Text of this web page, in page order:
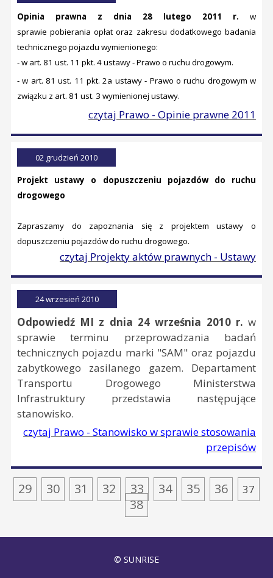
Opinia prawna z dnia 28 lutego 2011 r. w
sprawie pobierania opłat oraz zakresu dodatkowego badania
technicznego pojazdu wymienionego:
- w art. 81 ust. 11 pkt. 4 ustawy - Prawo o ruchu drogowym.
- w art. 81 ust. 11 pkt. 2a ustawy - Prawo o ruchu drogowym w
związku z art. 81 ust. 3 wymienionej ustawy.
czytaj Prawo - Opinie prawne 2011
02 grudzień 2010
Projekt ustawy o dopuszczeniu pojazdów do ruchu
drogowego
Zapraszamy do zapoznania się z projektem ustawy o
dopuszczeniu pojazdów do ruchu drogowego.
czytaj Projekty aktów prawnych - Ustawy
24 wrzesień 2010
Odpowiedź MI z dnia 24 września 2010 r. w
sprawie terminu przeprowadzania badań
technicznych pojazdu marki "SAM" oraz pojazdu
zabytkowego zasilanego gazem. Departament
Transportu Drogowego Ministerstwa
Infrastruktury przedstawia następujące
stanowisko.
czytaj Prawo - Stanowisko w sprawie stosowania
przepisów
29 30 31 32 33 34 35 36 37
38
© SUNRISE